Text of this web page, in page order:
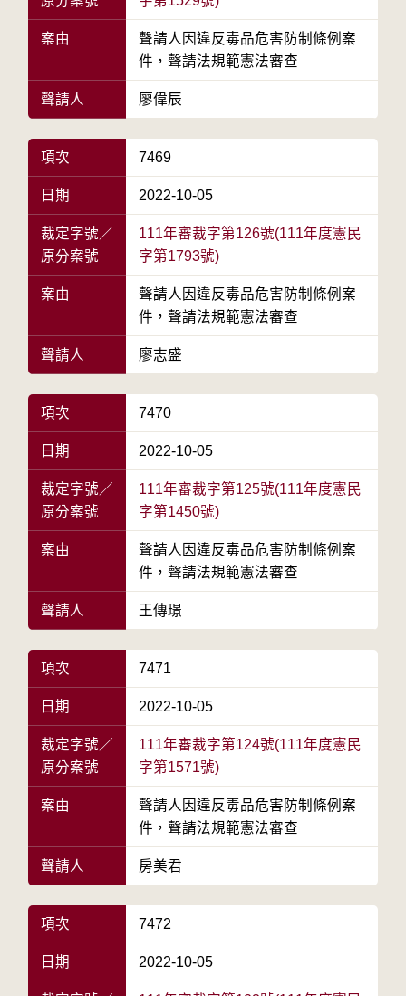
案由
聲請人因違反毒品危害防制條例案
件，聲請法規範憲法審查
聲請人 廖偉辰
項次 7469
日期 2022-10-05
裁定字號／
原分案號
111年審裁字第126號(111年度憲民
字第1793號)
案由
聲請人因違反毒品危害防制條例案
件，聲請法規範憲法審查
聲請人 廖志盛
項次 7470
日期 2022-10-05
裁定字號／
原分案號
111年審裁字第125號(111年度憲民
字第1450號)
案由
聲請人因違反毒品危害防制條例案
件，聲請法規範憲法審查
聲請人 王傳璟
項次 7471
日期 2022-10-05
裁定字號／
原分案號
111年審裁字第124號(111年度憲民
字第1571號)
案由
聲請人因違反毒品危害防制條例案
件，聲請法規範憲法審查
聲請人 房美君
項次 7472
日期 2022-10-05